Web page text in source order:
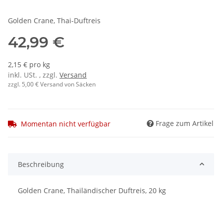
Golden Crane, Thai-Duftreis
42,99 €
2,15 € pro kg
inkl. USt. , zzgl. Versand
zzgl. 5,00 € Versand von Säcken
Momentan nicht verfügbar Frage zum Artikel
Beschreibung
Golden Crane, Thailändischer Duftreis, 20 kg